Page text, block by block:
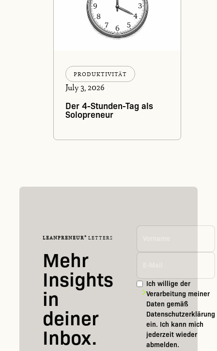
PRODUKTIVITÄT
July 3, 2026
Der 4-Stunden-Tag als
Solopreneur
LEANPRENEUR® LETTERS
Mehr
Insights
in
deiner
Inbox.
Ich willige der
Verarbeitung meiner
Daten gemäß
Datenschutzerklärung
ein. Ich kann mich
jederzeit wieder
abmelden.